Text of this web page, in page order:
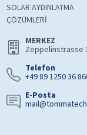
SOLAR AYDINLATMA
ÇÖZÜMLERİ
MERKEZ
Zeppelinstrasse
Telefon
+49 89 1250 36
E-Posta